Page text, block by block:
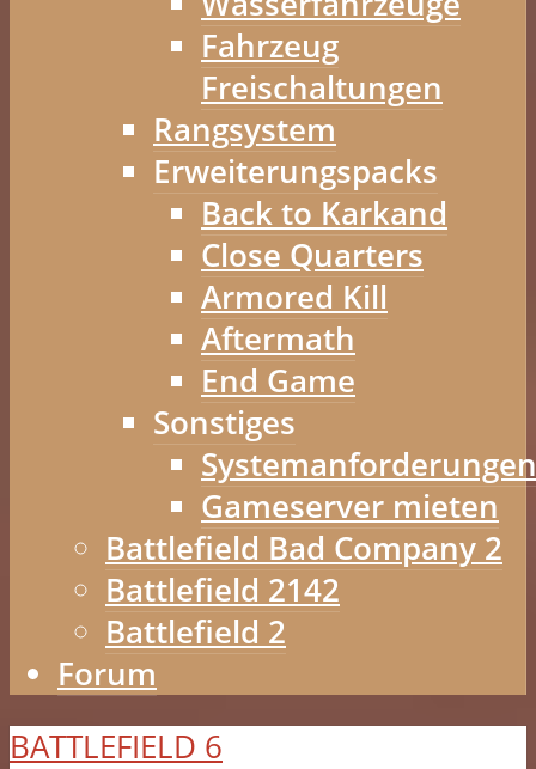
Fahrzeug
Freischaltungen
Rangsystem
Erweiterungspacks
Back to Karkand
Close Quarters
Armored Kill
Aftermath
End Game
Sonstiges
Systemanforderungen
Gameserver mieten
Battlefield Bad Company 2
Battlefield 2142
Battlefield 2
Forum
BATTLEFIELD 6